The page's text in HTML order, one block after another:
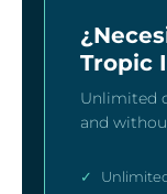
Tropic
Unlimited
and
✓